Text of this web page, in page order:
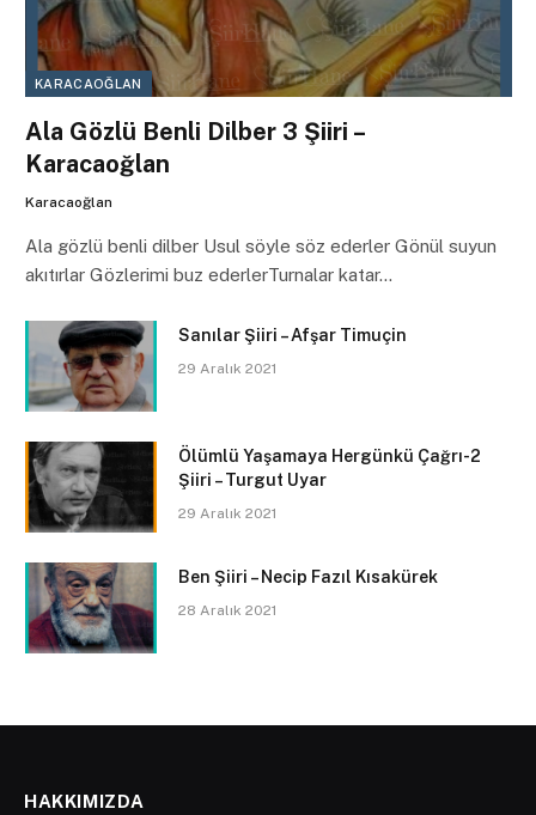
KARACAOĞLAN
Ala Gözlü Benli Dilber 3 Şiiri –
Karacaoğlan
Karacaoğlan
Ala gözlü benli dilber Usul söyle söz ederler Gönül suyun
akıtırlar Gözlerimi buz ederlerTurnalar katar…
Sanılar Şiiri – Afşar Timuçin
29 Aralık 2021
Ölümlü Yaşamaya Hergünkü Çağrı-2
Şiiri – Turgut Uyar
29 Aralık 2021
Ben Şiiri – Necip Fazıl Kısakürek
28 Aralık 2021
HAKKIMIZDA